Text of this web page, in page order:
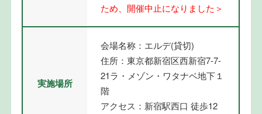
ため、開催中止になりました＞
実施場所
会場名称：エルデ(貸切)
住所：東京都新宿区西新宿7-7-
21ラ・メゾン・ワタナベ地下１
階
アクセス：新宿駅西口 徒歩12